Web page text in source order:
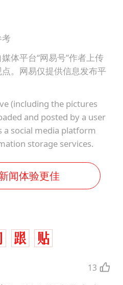
体平台“网易号”作者上传
。网易仅提供信息发布平
(including the pictures
and posted by a user
a social media platform
storage services.
闻体验更佳
13